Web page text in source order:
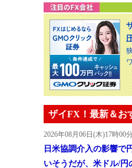
ザイFX！最新＆お
2026年08月06日(木)17時00
日米協調介入の影響で
いそうだが、米ドル/